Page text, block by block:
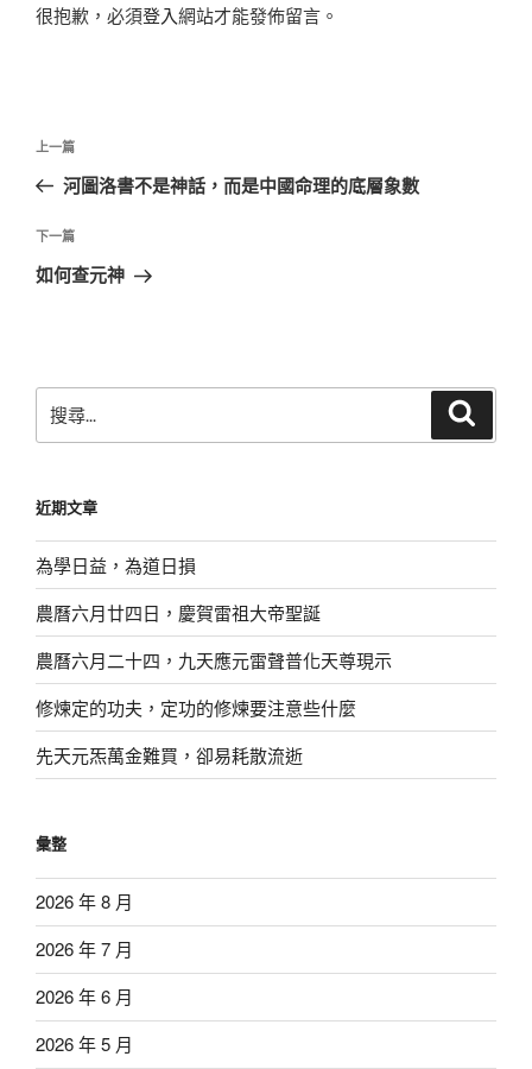
很抱歉，必須登入網站才能發佈留言。
文
導
覽
上
一
文
章
上一篇
河圖洛書不是神話，而是中國命理的底層象數
下
一
下一篇
如何查元神
尋
字:
近期文章
為學日益，為道日損
農曆六月廿四日，慶賀雷祖大帝聖誕
農曆六月二十四，九天應元雷聲普化天尊現示
修煉定的功夫，定功的修煉要注意些什麼
先天元炁萬金難買，卻易耗散流逝
彙整
2026 年 8 月
2026 年 7 月
2026 年 6 月
2026 年 5 月